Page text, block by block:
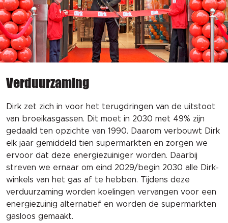
Verduurzaming
Dirk zet zich in voor het terugdringen van de uitstoot
van broeikasgassen. Dit moet in 2030 met 49% zijn
gedaald ten opzichte van 1990. Daarom verbouwt Dirk
elk jaar gemiddeld tien supermarkten en zorgen we
ervoor dat deze energiezuiniger worden. Daarbij
streven we ernaar om eind 2029/begin 2030 alle Dirk-
winkels van het gas af te hebben. Tijdens deze
verduurzaming worden koelingen vervangen voor een
energiezuinig alternatief en worden de supermarkten
gasloos gemaakt.